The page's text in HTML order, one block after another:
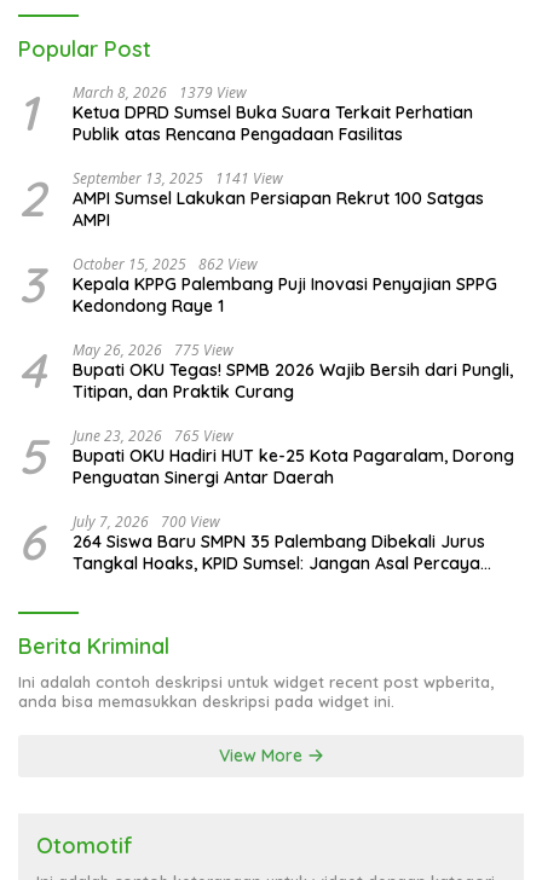
Popular Post
1 March 8, 2026 1379 View
Ketua DPRD Sumsel Buka Suara Terkait Perhatian
Publik atas Rencana Pengadaan Fasilitas
2 September 13, 2025 1141 View
AMPI Sumsel Lakukan Persiapan Rekrut 100 Satgas
AMPI
3 October 15, 2025 862 View
Kepala KPPG Palembang Puji Inovasi Penyajian SPPG
Kedondong Raye 1
4 May 26, 2026 775 View
Bupati OKU Tegas! SPMB 2026 Wajib Bersih dari Pungli,
Titipan, dan Praktik Curang
5 June 23, 2026 765 View
Bupati OKU Hadiri HUT ke-25 Kota Pagaralam, Dorong
Penguatan Sinergi Antar Daerah
6 July 7, 2026 700 View
264 Siswa Baru SMPN 35 Palembang Dibekali Jurus
Tangkal Hoaks, KPID Sumsel: Jangan Asal Percaya
Berita Kriminal
Ini adalah contoh deskripsi untuk widget recent post wpberita,
anda bisa memasukkan deskripsi pada widget ini.
View More
Otomotif